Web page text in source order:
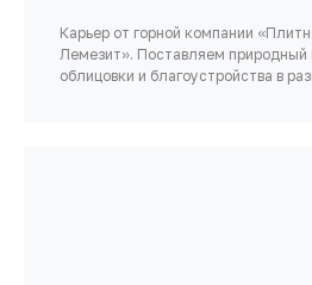
Карьер от горной компании
Лемезит». Поставляем природный
облицовки и благоустройства в